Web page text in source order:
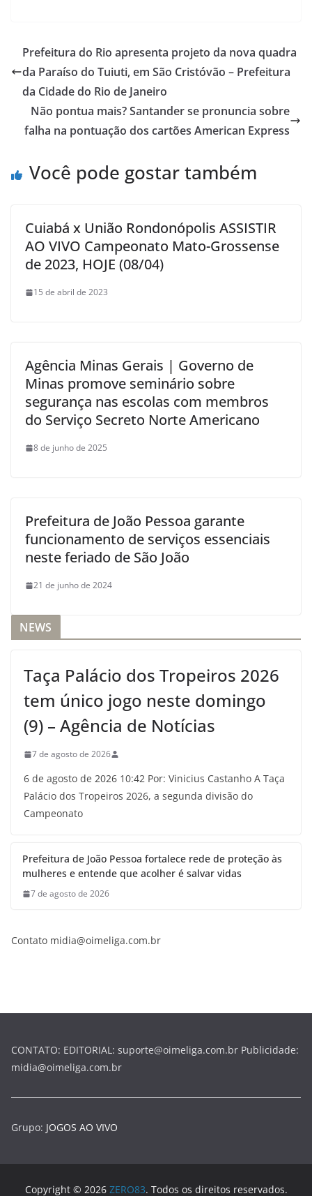
Prefeitura do Rio apresenta projeto da nova quadra
da Paraíso do Tuiuti, em São Cristóvão – Prefeitura
da Cidade do Rio de Janeiro
Não pontua mais? Santander se pronuncia sobre
falha na pontuação dos cartões American Express
Você pode gostar também
Cuiabá x União Rondonópolis ASSISTIR
AO VIVO Campeonato Mato-Grossense
de 2023, HOJE (08/04)
15 de abril de 2023
Agência Minas Gerais | Governo de
Minas promove seminário sobre
segurança nas escolas com membros
do Serviço Secreto Norte Americano
8 de junho de 2025
Prefeitura de João Pessoa garante
funcionamento de serviços essenciais
neste feriado de São João
21 de junho de 2024
NEWS
Taça Palácio dos Tropeiros 2026
tem único jogo neste domingo
(9) – Agência de Notícias
7 de agosto de 2026
6 de agosto de 2026 10:42 Por: Vinicius Castanho A Taça
Palácio dos Tropeiros 2026, a segunda divisão do
Campeonato
Prefeitura de João Pessoa fortalece rede de proteção às
mulheres e entende que acolher é salvar vidas
7 de agosto de 2026
Contato midia@oimeliga.com.br
CONTATO: EDITORIAL: suporte@oimeliga.com.br Publicidade:
midia@oimeliga.com.br
Grupo: JOGOS AO VIVO
Copyright © 2026 ZERO83. Todos os direitos reservados.